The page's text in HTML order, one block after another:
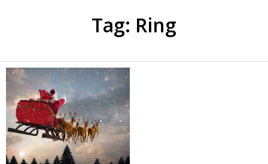
Tag: Ring